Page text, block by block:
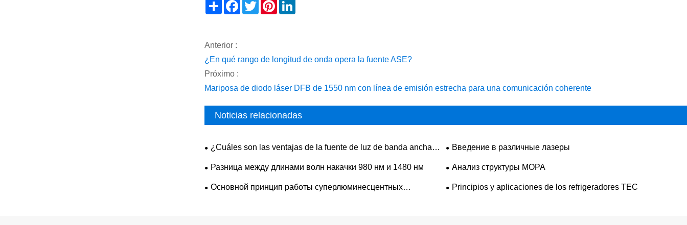
Share Facebook
TwitterPinterest
Anterior :
¿En qué rango de longitud de onda opera la fuente ASE?
Próximo :
Mariposa de diodo láser DFB de 1550 nm con línea de emisión estrecha para una comunicación coherente
Noticias relacionadas
¿Cuáles son las ventajas de la fuente de luz de banda ancha
ASE frente a las fuentes convencionales?
Введение в различные лазеры
Разница между длинами волн накачки 980 нм и 1480 нм Анализ структуры MOPA
Основной принцип работы суперлюминесцентных
Principios y aplicaciones de los refrigeradores TEC